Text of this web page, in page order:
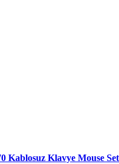
Kablosuz Klavye Mouse